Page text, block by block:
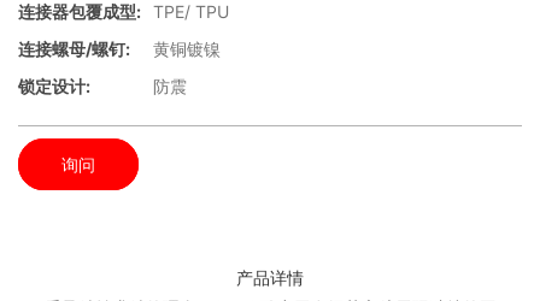
连接器包覆成型: TPE/ TPU
连接螺母/螺钉:
黄铜镀镍
锁定设计:
防震
询问
产品详情